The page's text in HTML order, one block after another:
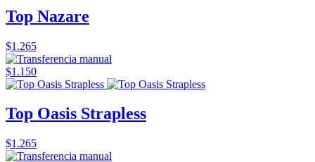
Top Nazare
$1.265
$1.150
Top Oasis Strapless
$1.265